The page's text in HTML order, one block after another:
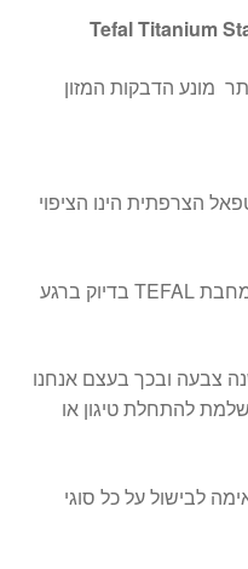
Tefal Titanium
הצרפתית הינו הציפוי
לא תוכלו להתעלם מצליל הנחרך במחבת TEFAL בדיוק ברגע
צבעה ובכך בעצם אנחנו
להתחלת טיגון או
לבישול על כל סוגי